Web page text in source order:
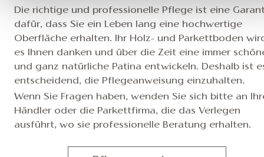
Die richtige und professionelle Pflege ist eine
dafür, dass Sie ein Leben lang eine hochwertige
Oberfläche erhalten. Ihr Holz- und Parkettboden
es Ihnen danken und über die Zeit eine immer
und ganz natürliche Patina entwickeln. Deshalb ist
entscheidend, die Pflegeanweisung einzuhalten.
Wenn Sie Fragen haben, wenden Sie sich bitte an
Händler oder die Parkettfirma, die das Verlegen
ausführt, wo sie professionelle Beratung erhalten.